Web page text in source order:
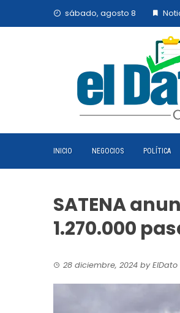
sábado, agosto 8
INICIO NEGOCIOS POLÍTICA
SATENA
1.270.000
28 diciembre, 2024 byElDato